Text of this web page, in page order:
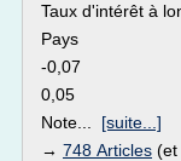
Taux d'intérêt à
Pays
-0,07
0,05
Note... [suite...]
→ 748 Articles (et